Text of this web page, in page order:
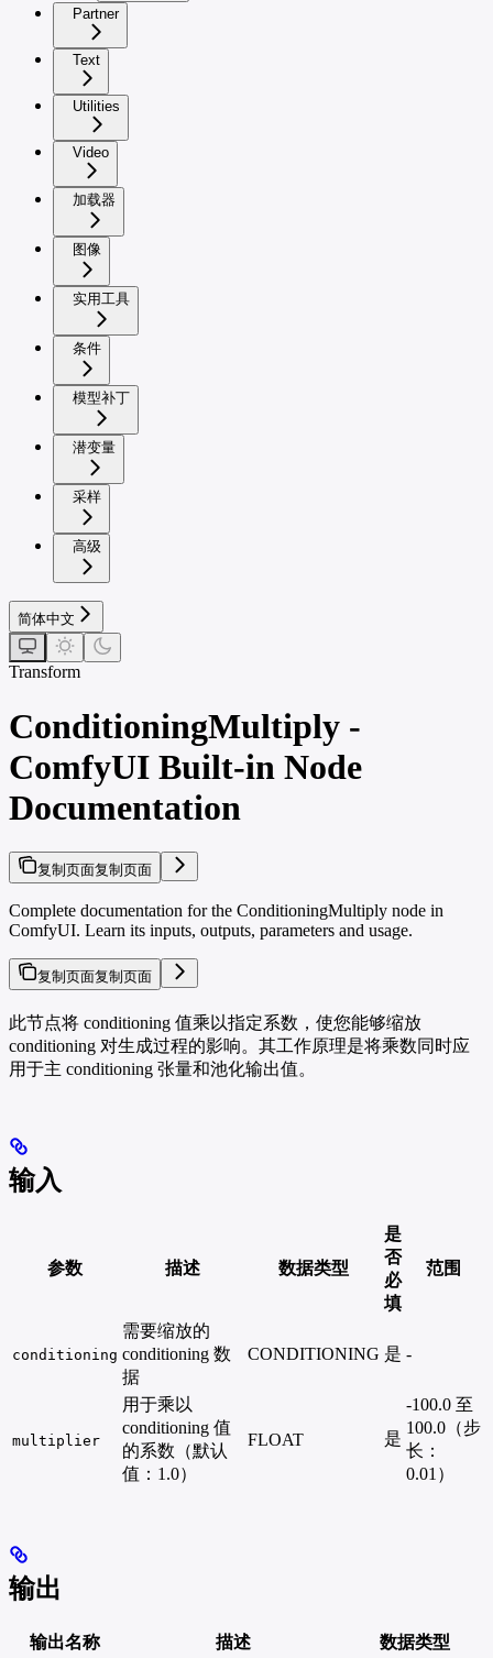
Partner
Text
Utilities
Video
加载器
图像
实用工具
条件
模型补丁
潜变量
采样
高级
简体中文
Transform
ConditioningMultiply -
ComfyUI Built-in Node
Documentation
复制页面复制页面
Complete documentation for the ConditioningMultiply node in
ComfyUI. Learn its inputs, outputs, parameters and usage.
复制页面复制页面
此节点将 conditioning 值乘以指定系数，使您能够缩放
conditioning 对生成过程的影响。其工作原理是将乘数同时应
用于主 conditioning 张量和池化输出值。
输入
参数 描述 数据类型
是
否
必
填
范围
conditioning
需要缩放的
conditioning 数
据
CONDITIONING 是 -
multiplier
用于乘以
conditioning 值
的系数（默认
值：1.0）
FLOAT 是
-100.0 至
100.0（步
长：
0.01）
输出
输出名称 描述 数据类型